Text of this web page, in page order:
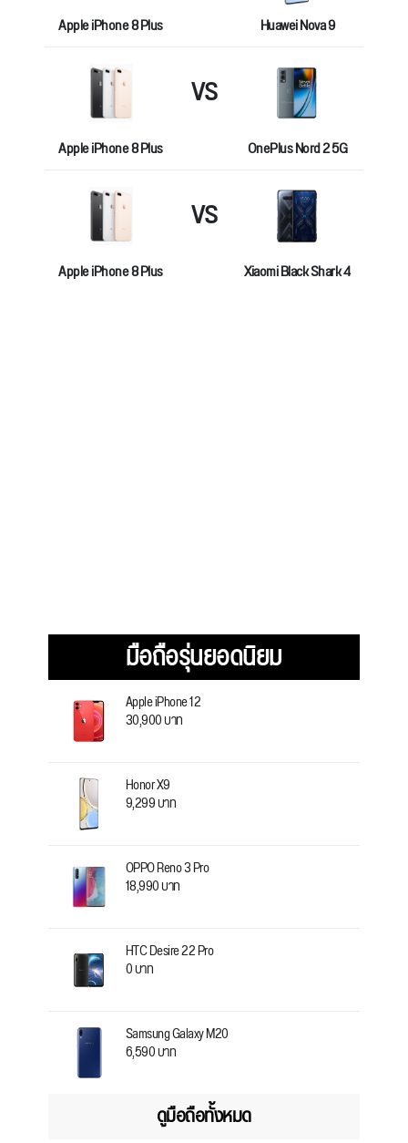
Apple iPhone 8 Plus Huawei Nova 9
Apple iPhone 8 Plus
VS
OnePlus Nord 2 5G
Apple iPhone 8 Plus
VS
Xiaomi Black Shark 4
มือถือรุ่นยอดนิยม
Apple iPhone 12
30,900 บาท
Honor X9
9,299 บาท
OPPO Reno 3 Pro
18,990 บาท
HTC Desire 22 Pro
0 บาท
Samsung Galaxy M20
6,590 บาท
ดูมือถือทั้งหมด